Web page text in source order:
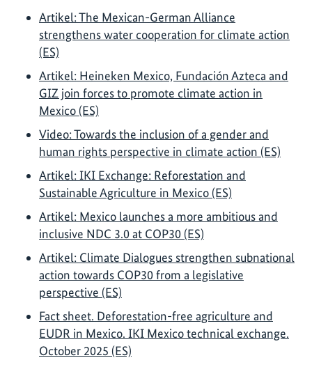
Artikel: The Mexican-German Alliance
strengthens water cooperation for climate action
(ES)
Artikel: Heineken Mexico, Fundación Azteca and
GIZ join forces to promote climate action in
Mexico (ES)
Video: Towards the inclusion of a gender and
human rights perspective in climate action (ES)
Artikel: IKI Exchange: Reforestation and
Sustainable Agriculture in Mexico (ES)
Artikel: Mexico launches a more ambitious and
inclusive NDC 3.0 at COP30 (ES)
Artikel: Climate Dialogues strengthen subnational
action towards COP30 from a legislative
perspective (ES)
Fact sheet. Deforestation-free agriculture and
EUDR in Mexico. IKI Mexico technical exchange.
October 2025 (ES)